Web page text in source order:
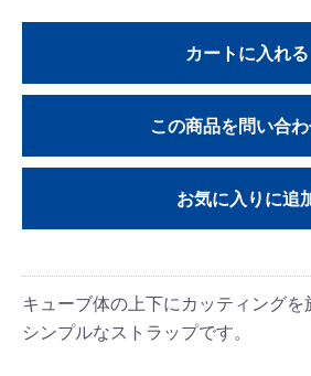
カートに入れる
この商品を問い合
お気に入りに追
キューブ体の上下にカッティングを
シンプルなストラップです。